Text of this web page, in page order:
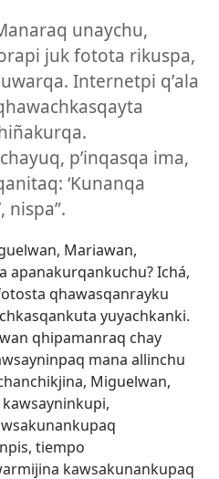
unaychu,
juk fotota rikuspa,
Internetpi qʼala
pʼinqasqa ima,
‘Kunanqa
nispa”.
Mariawan,
apanakurqankuchu? Ichá,
qhawasqanrayku
yuyachkanki.
qhipamanraq chay
mana allinchu
Miguelwan,
tiempo
kawsakunankupaq